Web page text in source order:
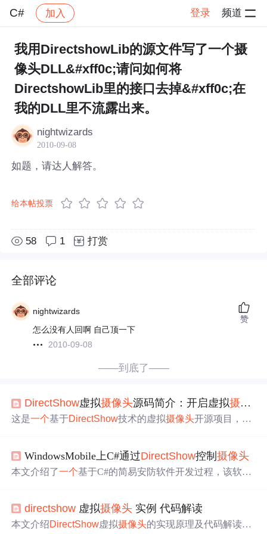
C# 加入 登录 频道
社区 C# 帖子详情
我用DirectshowLib的源文件写了一个摄
像头DLL&#xff0c;请问如何将
DirectshowLib里的接口去掉&#xff0c;在
我的DLL里不流露出来。
nightwizards
2010-09-08
如题，请达人解答。
给本帖投票
58 1 打赏
全部评论
nightwizards
怎么没有人回啊 自己顶一下
2010-09-08
赞
——到底了——
DirectShow虚拟摄像头源码简介：开启虚拟摄像头
这是一个基于DirectShow技术的虚拟摄像头开源项目，从
等主流软件，适用于在线直播、视频会议、游戏互动等场
景，方便开发者使用或二次开发。
WindowsMobile上C#通过DirectShow控制摄像头
本文介绍了一个基于C#的简易安防软件开发过程，该软件
#程序能够更好地调用摄像头。
directshow 虚拟摄像头 实例 代码解读
本文介绍DirectShow虚拟摄像头的实现原理及代码解读，